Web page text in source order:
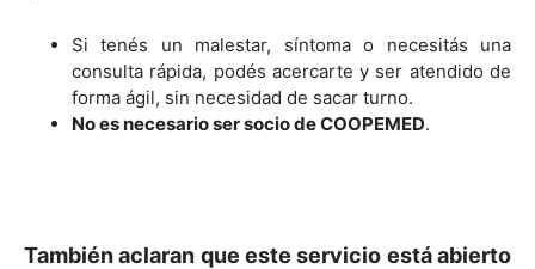
Si tenés un malestar, síntoma o necesitás una
consulta rápida, podés acercarte y ser atendido de
forma ágil, sin necesidad de sacar turno.
No es necesario ser socio de COOPEMED.
También aclaran que este servicio está abierto